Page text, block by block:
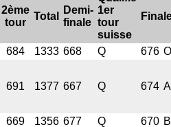
2ème
tour
Total
Demi-
finale
1er
tour
suisse
684 1333 668 Q 676
691 1377 667 Q 674
669 1356 677 Q 670